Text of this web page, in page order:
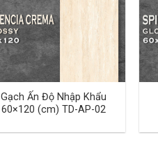
Gạch Ấn Độ Nhập Khẩu
60×120 (cm) TD-AP-02